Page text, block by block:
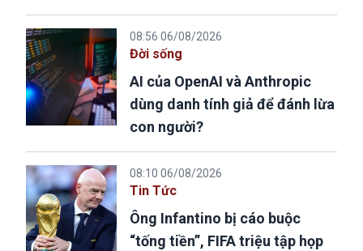
08:56 06/08/2026
Đời sống
AI của OpenAI và Anthropic
dùng danh tính giả để đánh lừa
con người?
08:10 06/08/2026
Tin Tức
Ông Infantino bị cáo buộc
“tống tiền”, FIFA triệu tập họp